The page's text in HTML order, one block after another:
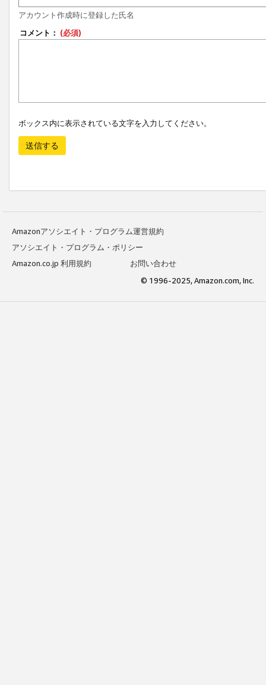
アカウント作成時に登録した氏名
コメント： (必須)
ボックス内に表示されている文字を入力してください。
送信する
Amazonアソシエイト・プログラム運営規約
アソシエイト・プログラム・ポリシー
Amazon.co.jp 利用規約
お問い合わせ
© 1996-2025, Amazon.com, Inc.